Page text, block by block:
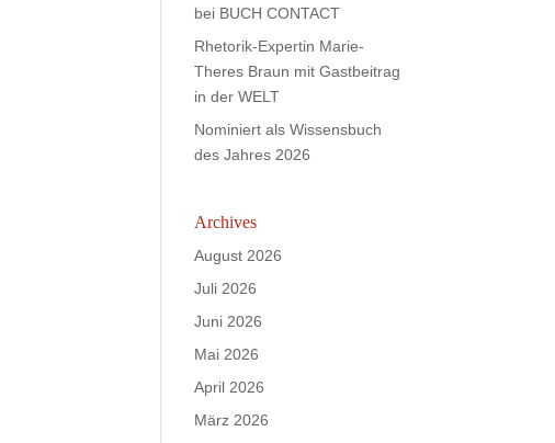
bei BUCH CONTACT
Rhetorik-Expertin Marie-
Theres Braun mit Gastbeitrag
in der WELT
Nominiert als Wissensbuch
des Jahres 2026
Archives
August 2026
Juli 2026
Juni 2026
Mai 2026
April 2026
März 2026